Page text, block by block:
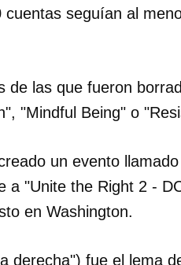
seguían al
de las que fueron
"Mindful Being" o
un evento
a "Unite the Right 2 -
en Washington.
derecha") fue el lema